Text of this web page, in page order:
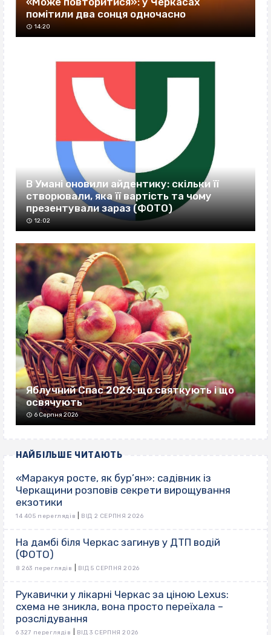
помітили два сонця одночасно
14:20
В Умані оновили айдентику: скільки її
створювали, яка її вартість та чому
презентували зараз (ФОТО)
12:02
Яблучний Спас 2026: що святкують і що
освячують
6 Серпня 2026
НАЙБІЛЬШЕ ЧИТАЮТЬ
«Маракуя росте, як бур’ян»: садівник із
Черкащини розповів секрети вирощування
екзотики
14 405 переглядів ВІД 2 СЕРПНЯ 2026
На дамбі біля Черкас загинув у ДТП водій
(ФОТО)
8 263 переглядів ВІД 5 СЕРПНЯ 2026
Рукавички у лікарні Черкас за ціною Lexus:
схема не зникла, вона просто переїхала –
розслідування
6 327 переглядів ВІД 3 СЕРПНЯ 2026